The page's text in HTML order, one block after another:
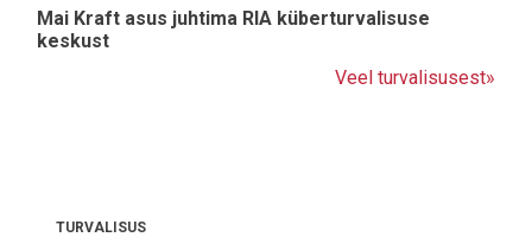
Mai Kraft asus juhtima RIA küberturvalisuse
keskust
Veel turvalisusest»
TURVALISUS